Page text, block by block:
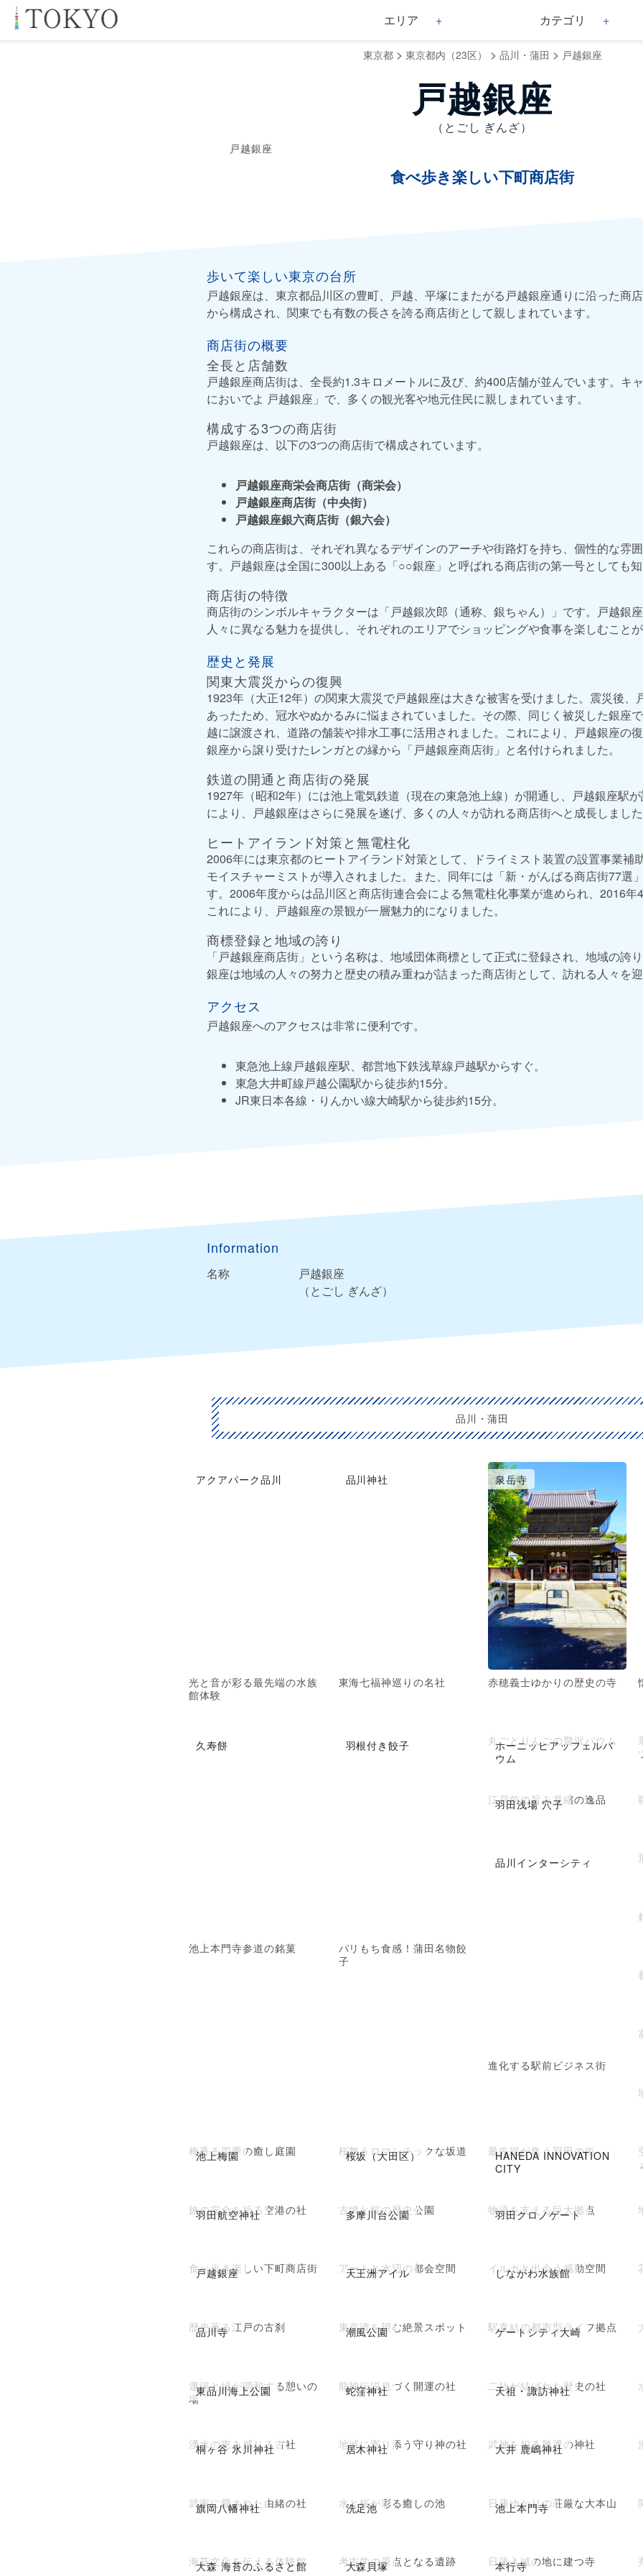
エリア カテゴリ
東京都> 東京都内（23区） > 品川・蒲田 > 戸越銀座
戸越銀座
（とごし ぎんざ）
戸越銀座
食べ歩き楽しい下町商店街
歩いて楽しい東京の台所
戸越銀座は、東京都品川区の豊町、戸越、平塚にまたがる戸越銀座通りに沿った商
から構成され、関東でも有数の長さを誇る商店街として親しまれています。
商店街の概要
全長と店舗数
戸越銀座商店街は、全長約1.3キロメートルに及び、約400店舗が並んでいます。キ
においでよ 戸越銀座」で、多くの観光客や地元住民に親しまれています。
構成する3つの商店街
戸越銀座は、以下の3つの商店街で構成されています。
戸越銀座商栄会商店街（商栄会）
戸越銀座商店街（中央街）
戸越銀座銀六商店街（銀六会）
これらの商店街は、それぞれ異なるデザインのアーチや街路灯を持ち、個性的な雰
す。戸越銀座は全国に300以上ある「○○銀座」と呼ばれる商店街の第一号としても
商店街の特徴
商店街のシンボルキャラクターは「戸越銀次郎（通称、銀ちゃん）」です。戸越銀
人々に異なる魅力を提供し、それぞれのエリアでショッピングや食事を楽しむこと
歴史と発展
関東大震災からの復興
1923年（大正12年）の関東大震災で戸越銀座は大きな被害を受けました。震災後、
あったため、冠水やぬかるみに悩まされていました。その際、同じく被災した銀座
越に譲渡され、道路の舗装や排水工事に活用されました。これにより、戸越銀座の
銀座から譲り受けたレンガとの縁から「戸越銀座商店街」と名付けられました。
鉄道の開通と商店街の発展
1927年（昭和2年）には池上電気鉄道（現在の東急池上線）が開通し、戸越銀座駅
により、戸越銀座はさらに発展を遂げ、多くの人々が訪れる商店街へと成長しまし
ヒートアイランド対策と無電柱化
2006年には東京都のヒートアイランド対策として、ドライミスト装置の設置事業補
モイスチャーミストが導入されました。また、同年には「新・がんばる商店街77選
す。2006年度からは品川区と商店街連合会による無電柱化事業が進められ、2016年
これにより、戸越銀座の景観が一層魅力的になりました。
商標登録と地域の誇り
「戸越銀座商店街」という名称は、地域団体商標として正式に登録され、地域の誇
銀座は地域の人々の努力と歴史の積み重ねが詰まった商店街として、訪れる人々を
アクセス
戸越銀座へのアクセスは非常に便利です。
東急池上線戸越銀座駅、都営地下鉄浅草線戸越駅からすぐ。
東急大井町線戸越公園駅から徒歩約15分。
JR東日本各線・りんかい線大崎駅から徒歩約15分。
Information
名称
戸越銀座
（とごし ぎんざ）
品川・蒲田
アクアパーク品川
光と音が彩る最先端の水族
館体験
品川神社
東海七福神巡りの名社
泉岳寺
赤穂義士ゆかりの歴史の寺
久寿餅
池上本門寺参道の銘菓
羽根付き餃子
パリもち食感！蒲田名物餃
子
ホーニッヒアッフェルバ
ウム
丸ごとりんごの贅沢バウム
羽田浅場 穴子
江戸前の旨み凝縮の逸品
品川インターシティ
進化する駅前ビジネス街
池上梅園
梅香る四季の癒し庭園 桜坂（大田区）
桜舞うロマンチックな坂道
HANEDA INNOVATION
CITY
最先端が集う羽田の街
羽田航空神社
旅の安全を祈る空港の社 多摩川台公園
古墳と桜の歴史公園 羽田クロノゲート
物流を支える巨大拠点
戸越銀座
食べ歩き楽しい下町商店街 天王洲アイル
アートと水辺の都会空間 しながわ水族館
イルカと出会う感動空間
品川寺
歴史薫る江戸の古刹 潮風公園
東京湾を望む絶景スポット ゲートシティ大崎
駅直結の都市型ライフ拠点
東品川海上公園
運河と緑が調和する憩いの
場
蛇窪神社
龍神伝説息づく開運の社 天祖・諏訪神社
二社が結ばれた歴史の社
桐ヶ谷 氷川神社
湧水の恵み感じる古社 居木神社
地域に寄り添う守り神の社 大井 鹿嶋神社
武神を祀る勝運の神社
旗岡八幡神社
武家に愛された由緒の社 洗足池
水と桜が彩る癒しの池 池上本門寺
日蓮ゆかりの荘厳な大本山
大森 海苔のふるさと館
海苔文化を伝える体験館 大森貝塚
考古学の原点となる遺跡 本行寺
日蓮入滅の地に建つ寺